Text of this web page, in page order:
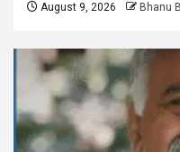
August 9, 2026 Bhanu